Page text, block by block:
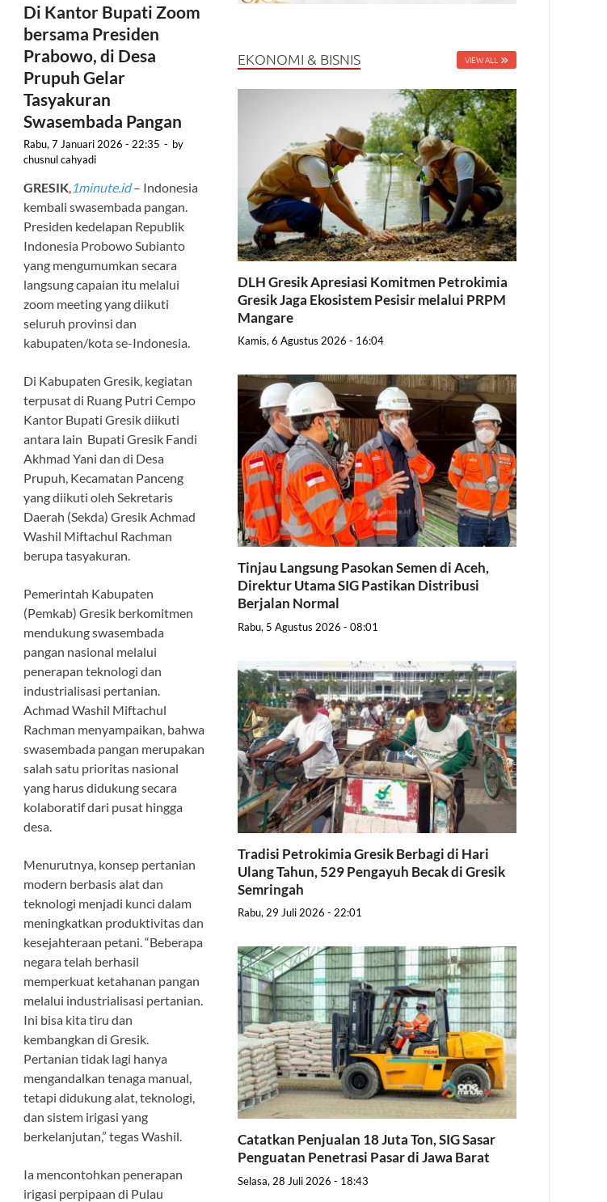
Di Kantor Bupati Zoom
bersama Presiden
Prabowo, di Desa
Prupuh Gelar
Tasyakuran
Swasembada Pangan
Rabu, 7 Januari 2026 - 22:35 - by
chusnul cahyadi
GRESIK 1minute.id– Indonesia
kembali swasembada pangan.
Presiden kedelapan Republik
Indonesia Probowo Subianto
yang mengumumkan secara
langsung capaian itu melalui
zoom meeting yang diikuti
seluruh provinsi dan
kabupaten/kota se-Indonesia.
Di Kabupaten Gresik, kegiatan
terpusat di Ruang Putri Cempo
Kantor Bupati Gresik diikuti
antara lain Bupati Gresik Fandi
Akhmad Yani dan di Desa
Prupuh, Kecamatan Panceng
yang diikuti oleh Sekretaris
Daerah (Sekda) Gresik Achmad
Washil Miftachul Rachman
berupa tasyakuran.
Pemerintah Kabupaten
(Pemkab) Gresik berkomitmen
mendukung swasembada
pangan nasional melalui
penerapan teknologi dan
industrialisasi pertanian.
Achmad Washil Miftachul
Rachman menyampaikan, bahwa
swasembada pangan merupakan
salah satu prioritas nasional
yang harus didukung secara
kolaboratif dari pusat hingga
desa.
Menurutnya, konsep pertanian
modern berbasis alat dan
teknologi menjadi kunci dalam
meningkatkan produktivitas dan
kesejahteraan petani. “Beberapa
negara telah berhasil
memperkuat ketahanan pangan
melalui industrialisasi pertanian.
Ini bisa kita tiru dan
kembangkan di Gresik.
Pertanian tidak lagi hanya
mengandalkan tenaga manual,
tetapi didukung alat, teknologi,
dan sistem irigasi yang
berkelanjutan,” tegas Washil.
Ia mencontohkan penerapan
irigasi perpipaan di Pulau
EKONOMI & BISNIS VIEW ALL
DLH Gresik Apresiasi Komitmen Petrokimia
Gresik Jaga Ekosistem Pesisir melalui PRPM
Mangare
Kamis, 6 Agustus 2026 - 16:04
Tinjau Langsung Pasokan Semen di Aceh,
Direktur Utama SIG Pastikan Distribusi
Berjalan Normal
Rabu, 5 Agustus 2026 - 08:01
Tradisi Petrokimia Gresik Berbagi di Hari
Ulang Tahun, 529 Pengayuh Becak di Gresik
Semringah
Rabu, 29 Juli 2026 - 22:01
Catatkan Penjualan 18 Juta Ton, SIG Sasar
Penguatan Penetrasi Pasar di Jawa Barat
Selasa, 28 Juli 2026 - 18:43